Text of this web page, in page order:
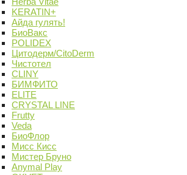
KERATIN+
Айда гулять!
БиоВакс
POLIDEX
Цитодерм/CitoDerm
Чистотел
CLINY
БИМФИТО
ELITE
CRYSTAL LINE
Frutty
Veda
БиоФлор
Мисс Кисс
Мистер Бруно
Anymal Play